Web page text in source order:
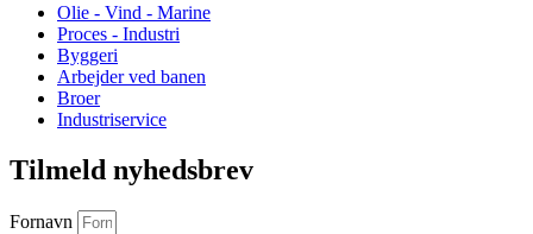
Pingvincenter Kattegatcentret
Helikopterplatform Sydvestjysk Sygehus
Hallssti Aarhus
Bygningsspær Østre Gasværk
Kalø Slotsruin, Djursland
Olie - Vind - Marine
Proces - Industri
Byggeri
Arbejder ved banen
Broer
Industriservice
Tilmeld nyhedsbrev
Fornavn